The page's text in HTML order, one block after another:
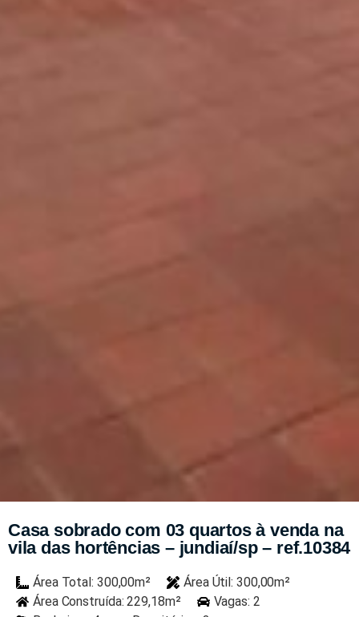
Casa sobrado com 03 quartos à venda na
vila das hortências – jundiaí/sp – ref.10384
Área Total: 300,00m²
Área Útil: 300,00m²
Área Construída: 229,18m²
Vagas: 2